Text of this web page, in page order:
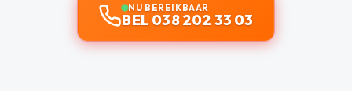
NU BEREIKBAAR
BEL 038 202 33 03